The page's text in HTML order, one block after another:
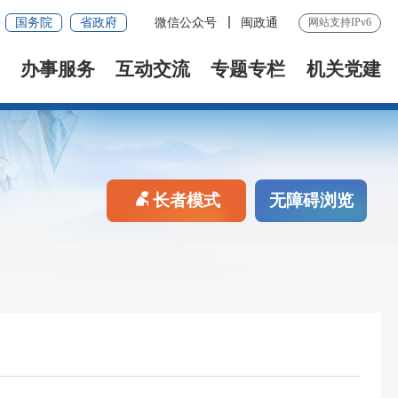
国务院 省政府 微信公众号 闽政通 网站支持IPv6
办事服务 互动交流 专题专栏 机关党建
长者模式 无障碍浏览